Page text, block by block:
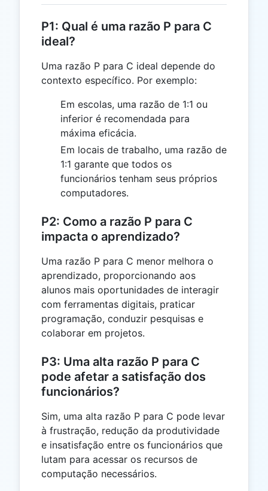
P1: Qual é uma razão P para C
ideal?
Uma razão P para C ideal depende do
contexto específico. Por exemplo:
Em escolas, uma razão de 1:1 ou
inferior é recomendada para
máxima eficácia.
Em locais de trabalho, uma razão de
1:1 garante que todos os
funcionários tenham seus próprios
computadores.
P2: Como a razão P para C
impacta o aprendizado?
Uma razão P para C menor melhora o
aprendizado, proporcionando aos
alunos mais oportunidades de interagir
com ferramentas digitais, praticar
programação, conduzir pesquisas e
colaborar em projetos.
P3: Uma alta razão P para C
pode afetar a satisfação dos
funcionários?
Sim, uma alta razão P para C pode levar
à frustração, redução da produtividade
e insatisfação entre os funcionários que
lutam para acessar os recursos de
computação necessários.